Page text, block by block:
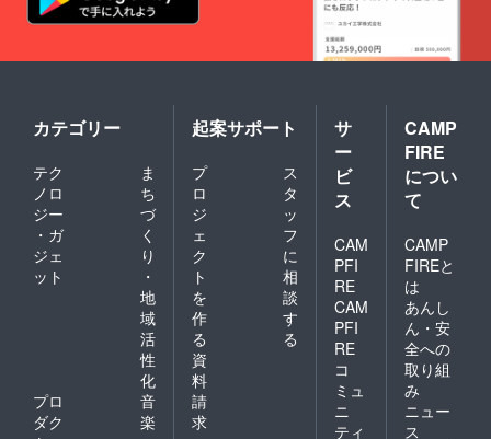
カテゴリー
テク
ノロ
ジー
・ガ
ジェ
ット
ま
ち
づ
く
り
・
地
域
活
性
化
プロ
ダク
音
楽
起案サポート
プ
ロ
ジ
ェ
ク
ト
を
作
る
ス
タ
ッ
フ
に
相
談
す
る
資
料
請
求
サ
ー
ビ
ス
CAM
PFI
RE
CAM
PFI
RE
コ
ミュ
ニ
ティ
CAMP
FIRE
につい
て
CAMP
FIREと
は
あんし
ん・安
全への
取り組
み
ニュー
ス